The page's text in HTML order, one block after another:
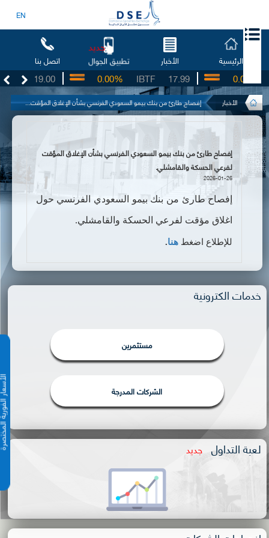
EN
الرئيسية الأخبار تطبيق الجوال
جديد
اتصل بنا
19.00 17.99
IBTF
0.00% 0.00%
الأخبار إفصاح طارئ من بنك بيمو السعودي الفرنسي بشأن الإغلاق المؤقت...
الأسعار
إفصاح طارئ من بنك بيمو السعودي الفرنسي بشأن الإغلاق المؤقت
لفرعي الحسكة والقامشلي.
2026-01-26
إفصاح طارئ من بنك بيمو السعودي الفرنسي حول
اغلاق مؤقت لفرعي الحسكة والقامشلي.
للإطلاع اضغط هنا.
خدمات الكترونية
مستثمرين
الشركات المدرجة
لعبة التداول جديد